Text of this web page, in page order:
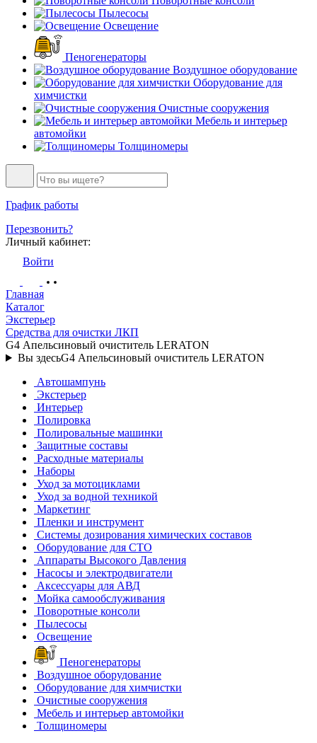
Пылесосы
Освещение
Пеногенераторы
Воздушное оборудование
Оборудование для
химчистки
Очистные сооружения
Мебель и интерьер
автомойки
Толщиномеры
График работы
Перезвонить?
Личный кабинет:
Войти
Главная
Каталог
Экстерьер
Средства для очистки ЛКП
G4 Апельсиновый очиститель LERATON
Вы здесьG4 Апельсиновый очиститель LERATON
Автошампунь
Экстерьер
Интерьер
Полировка
Полировальные машинки
Защитные составы
Расходные материалы
Наборы
Уход за мотоциклами
Уход за водной техникой
Маркетинг
Пленки и инструмент
Системы дозирования химических составов
Оборудование для СТО
Аппараты Высокого Давления
Насосы и электродвигатели
Аксессуары для АВД
Мойка самообслуживания
Поворотные консоли
Пылесосы
Освещение
Пеногенераторы
Воздушное оборудование
Оборудование для химчистки
Очистные сооружения
Мебель и интерьер автомойки
Толщиномеры